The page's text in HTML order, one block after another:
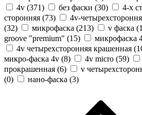
4v (371) без фаски (30) 4-х
сторонняя (73) 4v-
(32) микрофаска (213) v фаска (
groove "premium" (15) микрофаска
4v четырехсторонняя крашенная (
микро-фаска 4v (8) 4v micro (59)
прокрашенная (6) v
(0) нано-фаска (3)